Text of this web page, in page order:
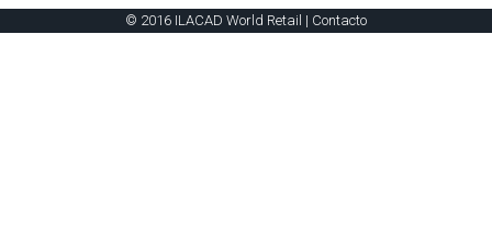
© 2016 ILACAD World Retail | Contacto